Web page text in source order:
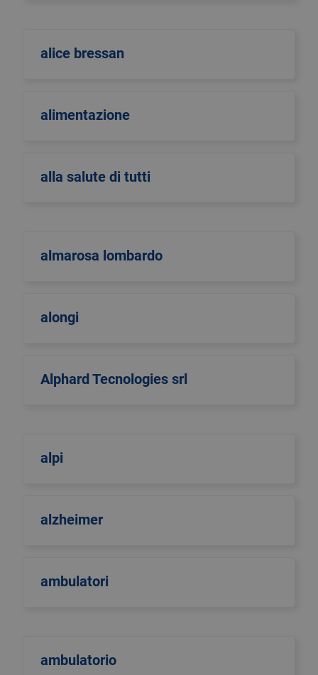
alice bressan
alimentazione
alla salute di tutti
almarosa lombardo
alongi
Alphard Tecnologies srl
alpi
alzheimer
ambulatori
ambulatorio